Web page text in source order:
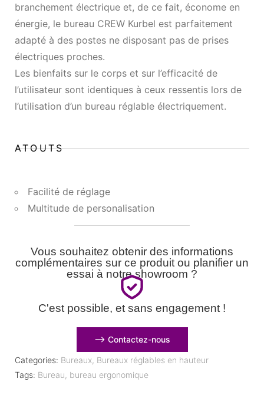
branchement électrique et, de ce fait, économe en
énergie, le bureau CREW Kurbel est parfaitement
adapté à des postes ne disposant pas de prises
électriques proches.
Les bienfaits sur le corps et sur l’efficacité de
l’utilisateur sont identiques à ceux ressentis lors de
l’utilisation d’un bureau réglable électriquement.
ATOUTS
Facilité de réglage
Multitude de personalisation
Vous souhaitez obtenir des informations
complémentaires sur ce produit ou planifier un
essai à notre showroom ?
C'est possible, et sans engagement !
⟶ Contactez-nous
Categories: Bureaux, Bureaux réglables en hauteur
Tags: Bureau, bureau ergonomique